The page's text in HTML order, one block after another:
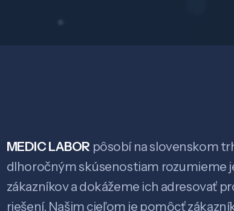
MEDIC LABOR pôsobí na slovenskom
dlhoročným skúsenostiam rozumieme
zákazníkov a dokážeme ich adresovať
riešení. Našim cieľom je pomôcť